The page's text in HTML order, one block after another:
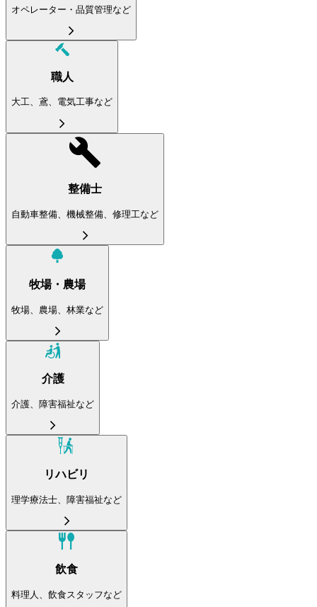
オペレーター・品質管理など
職人
大工、鳶、電気工事など
整備士
自動車整備、機械整備、修理工など
牧場・農場
牧場、農場、林業など
介護
介護、障害福祉など
リハビリ
理学療法士、障害福祉など
飲食
料理人、飲食スタッフなど